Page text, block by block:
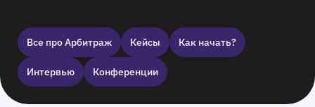
Все про Арбитраж Кейсы Как начать?
Интервью Конференции